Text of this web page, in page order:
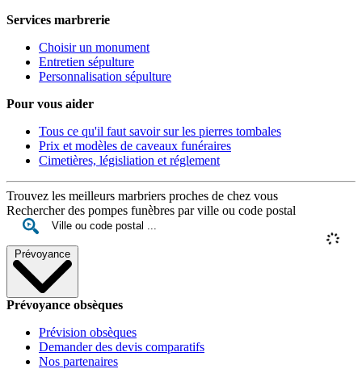
Services marbrerie
Choisir un monument
Entretien sépulture
Personnalisation sépulture
Pour vous aider
Tous ce qu'il faut savoir sur les pierres tombales
Prix et modèles de caveaux funéraires
Cimetières, législiation et réglement
Trouvez les meilleurs marbriers proches de chez vous
Rechercher des pompes funèbres par ville ou code postal
Prévoyance
Prévoyance obsèques
Prévision obsèques
Demander des devis comparatifs
Nos partenaires